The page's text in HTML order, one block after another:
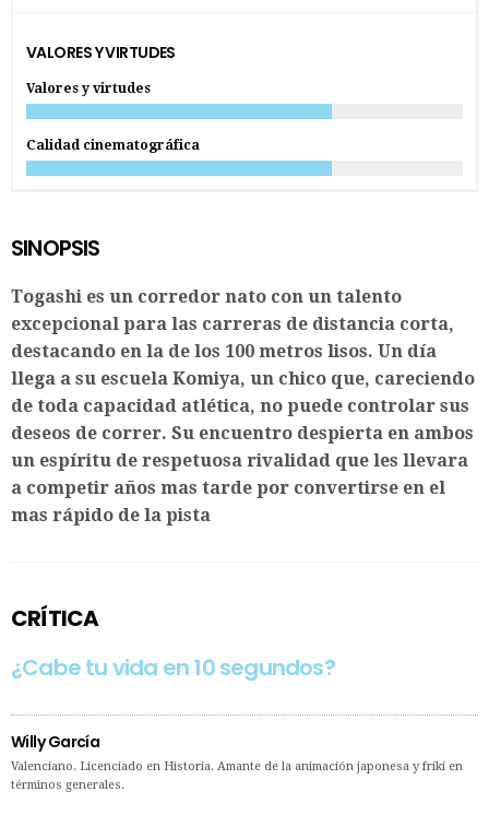
VALORES Y VIRTUDES
Valores y virtudes
Calidad cinematográfica
SINOPSIS
Togashi es un corredor nato con un talento
excepcional para las carreras de distancia corta,
destacando en la de los 100 metros lisos. Un día
llega a su escuela Komiya, un chico que, careciendo
de toda capacidad atlética, no puede controlar sus
deseos de correr. Su encuentro despierta en ambos
un espíritu de respetuosa rivalidad que les llevara
a competir años mas tarde por convertirse en el
mas rápido de la pista
CRÍTICA
¿Cabe tu vida en 10 segundos?
Willy García
Valenciano. Licenciado en Historia. Amante de la animación japonesa y friki en
términos generales.